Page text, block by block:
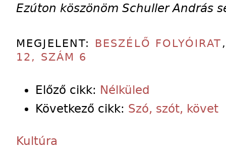
Ezúton köszönöm Schuller András
MEGJELENT: BESZÉLŐ FOLYÓIRAT
12, SZÁM 6
Előző cikk: Nélküled
Következő cikk: Szó, szót, követ
Kultúra